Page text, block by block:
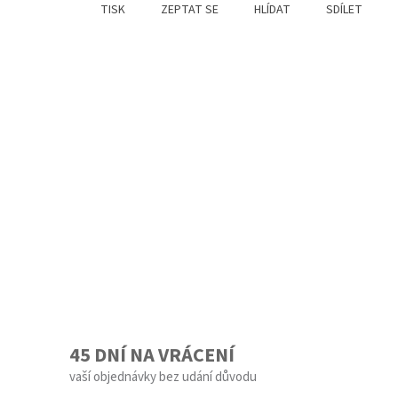
TISK ZEPTAT SE HLÍDAT SDÍLET
45 DNÍ NA VRÁCENÍ
vaší objednávky bez udání důvodu